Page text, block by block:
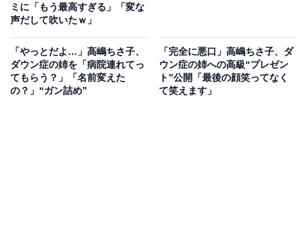
ミに「もう最高すぎる」「変な
声だして吹いたｗ」
「やっとだよ…」高嶋ちさ子、
ダウン症の姉を「病院連れてっ
てもらう？」「名前変えた
の？」“ガン詰め”
「完全に悪口」高嶋ちさ子、ダ
ウン症の姉への高級“プレゼン
ト”公開「最後の顔笑ってなく
て笑えます」